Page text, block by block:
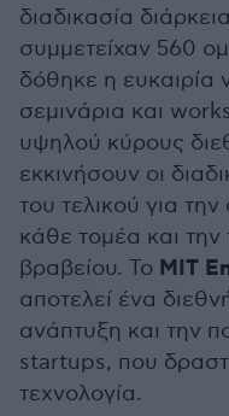
διαδικασία
συμμετείχαν 560
δόθηκε η
σεμινάρια και
υψηλού κύρους
εκκινήσουν οι
του τελικού για
κάθε τομέα και την
βραβείου. Το ΜΙΤ
αποτελεί ένα
ανάπτυξη και την
startups, που
τεχνολογία.